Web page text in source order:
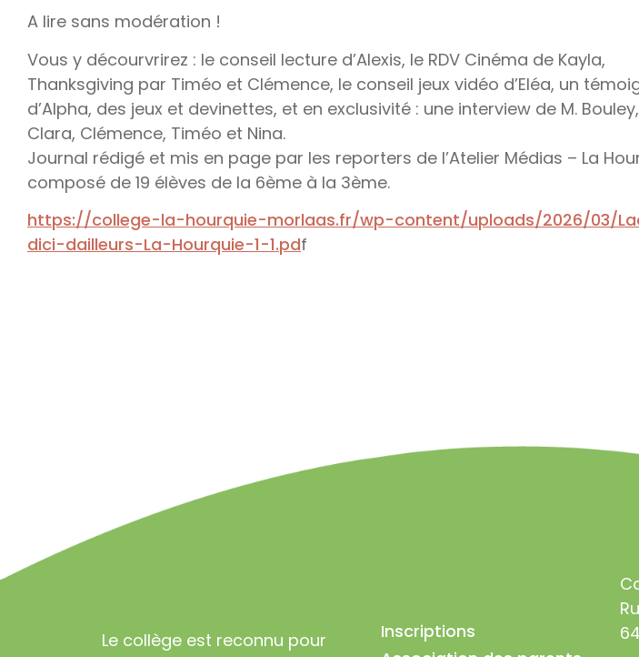
A lire sans modération !
Vous y décourvrirez : le conseil lecture d’Alexis, le RDV Cinéma de Kayla,
Thanksgiving par Timéo et Clémence, le conseil jeux vidéo d’Eléa, un
d’Alpha, des jeux et devinettes, et en exclusivité : une interview de M.
Clara, Clémence, Timéo et Nina.
Journal rédigé et mis en page par les reporters de l’Atelier Médias – La
composé de 19 élèves de la 6ème à la 3ème.
https://college-la-hourquie-morlaas.fr/wp-content/uploads/2026/03/
dici-dailleurs-La-Hourquie-1-1.pdf
Le collège est reconnu pour
Inscriptions